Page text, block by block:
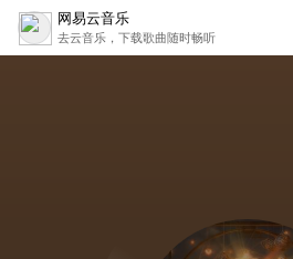
网易云音乐
去云音乐，下载歌曲随时畅听